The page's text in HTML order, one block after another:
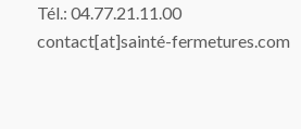
Tél.: 04.77.21.11.00
contact[at]sainté-fermetures.com